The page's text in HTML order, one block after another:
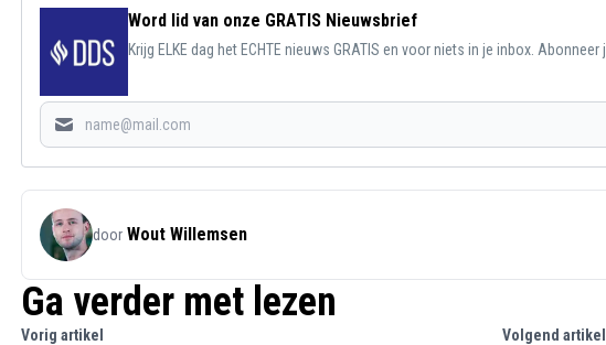
Word lid van onze GRATIS Nieuwsbrief
Krijg ELKE dag het ECHTE nieuws GRATIS en voor niets in je inbox. Abonneer
door Wout Willemsen
Ga verder met lezen
Vorig artikel Volgend artikel